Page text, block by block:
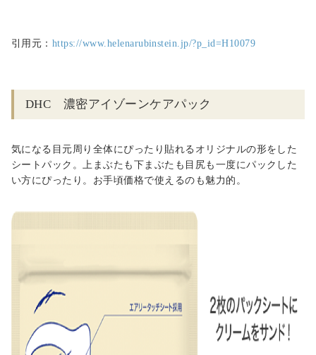
引用元： https://www.helenarubinstein.jp/?p_id=H10079
DHC 濃密アイゾーンケアパック
気になる目元周り全体にぴったり貼れるオリジナルの形をした
シートパック。上まぶたも下まぶたも目尻も一度にパックした
い方にぴったり。お手頃価格で使えるのも魅力的。